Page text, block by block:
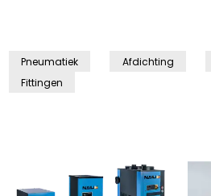
Pneumatiek Afdichting
Fittingen